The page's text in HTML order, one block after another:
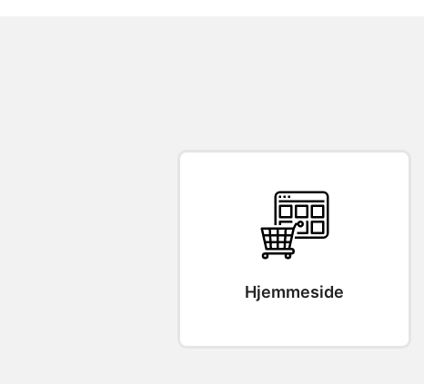
Hjemmeside